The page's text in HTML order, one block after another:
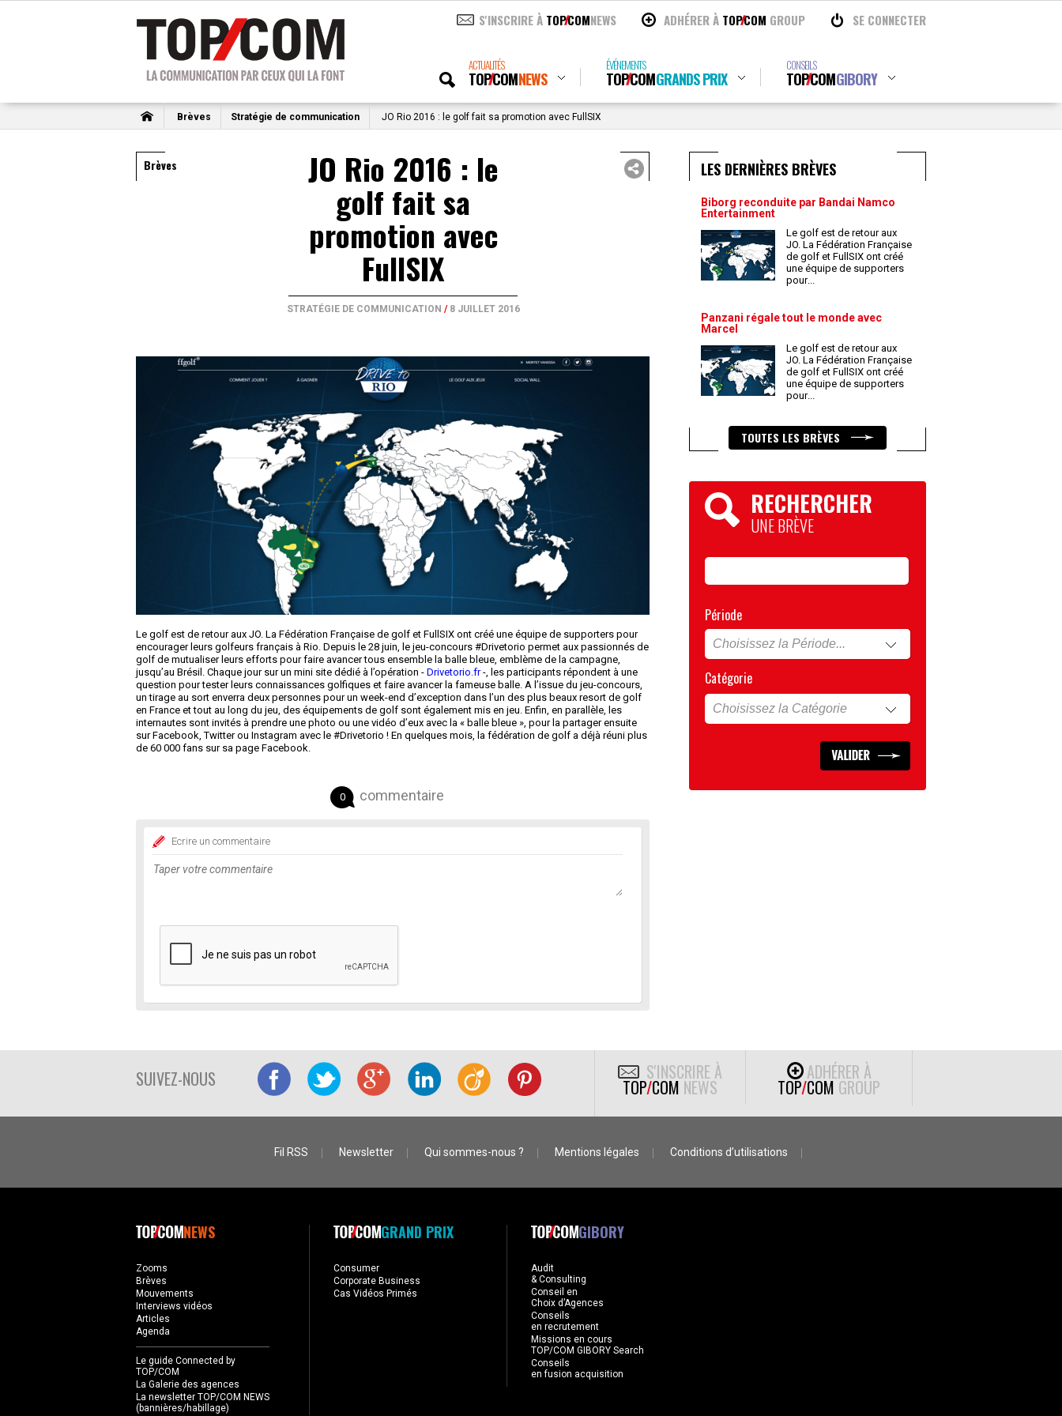
S'INSCRIRE À TOPCOMNEWS ADHÉRER À TOPCOM GROUP SE CONNECTER
ACTUALITÉS
TOPCOMNEWS
ÉVÉNEMENTS
TOPCOMGRANDS PRIX
CONSEILS
TOPCOMGIBORY
Brèves Stratégie de communication JO Rio 2016 : le golf fait sa promotion avec FullSIX
Brèves JO Rio 2016 : le
golf fait sa
promotion avec
FullSIX
STRATÉGIE DE COMMUNICATION / 8 JUILLET 2016
Le golf est de retour aux JO. La Fédération Française de golf et FullSIX ont créé une équipe de supporters pour
encourager leurs golfeurs français à Rio. Depuis le 28 juin, le jeu-concours #Drivetorio permet aux passionnés de
golf de mutualiser leurs efforts pour faire avancer tous ensemble la balle bleue, emblème de la campagne,
jusqu’au Brésil. Chaque jour sur un mini site dédié à l’opération - Drivetorio.fr-, les participants répondent à une
question pour tester leurs connaissances golfiques et faire avancer la fameuse balle. A l’issue du jeu-concours,
un tirage au sort enverra deux personnes pour un week-end d’exception dans l’un des plus beaux resort de golf
en France et tout au long du jeu, des équipements de golf sont également mis en jeu. Enfin, en parallèle, les
internautes sont invités à prendre une photo ou une vidéo d’eux avec la « balle bleue », pour la partager ensuite
sur Facebook, Twitter ou Instagram avec le #Drivetorio ! En quelques mois, la fédération de golf a déjà réuni plus
de 60 000 fans sur sa page Facebook.
0 commentaire
Ecrire un commentaire
LES DERNIÈRES BRÈVES
Biborg reconduite par Bandai Namco
Entertainment
Le golf est de retour aux
JO. La Fédération Française
de golf et FullSIX ont créé
une équipe de supporters
pour...
Panzani régale tout le monde avec
Marcel
Le golf est de retour aux
JO. La Fédération Française
de golf et FullSIX ont créé
une équipe de supporters
pour...
TOUTES LES BRÈVES
RECHERCHER
UNE BRÈVE
Période
Catégorie
SUIVEZ-NOUS S'INSCRIRE À
TOP/COM NEWS
ADHÉRER À
TOP/COM GROUP
Fil RSS Newsletter Qui sommes-nous ? Mentions légales Conditions d’utilisations
NEWS
Zooms
Brèves
Mouvements
Interviews vidéos
Articles
Agenda
Le guide Connected by
TOP/COM
La Galerie des agences
La newsletter TOP/COM NEWS
(bannières/habillage)
GRAND PRIX
Consumer
Corporate Business
Cas Vidéos Primés
GIBORY
Audit
& Consulting
Conseil en
Choix d’Agences
Conseils
en recrutement
Missions en cours
TOP/COM GIBORY Search
Conseils
en fusion acquisition